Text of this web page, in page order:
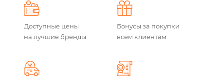
Доступные цены
на лучшие бренды
Бонусы за покупки
всем клиентам